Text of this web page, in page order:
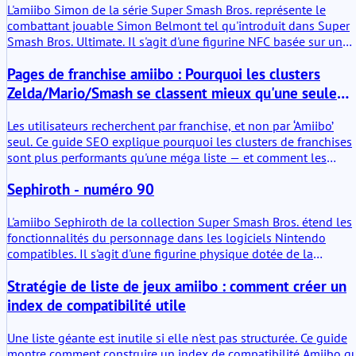
des vérifications de déverrouillage lorsqu'un jeu prend en
les fonctionnalités amiibo.
L'amiibo Simon de la série Super Smash Bros. représente le
combattant jouable Simon Belmont tel qu'introduit dans Super
Smash Bros. Ultimate. Il s'agit d'une figurine NFC basée sur un
il s'agit d'un support de données physique capable de stocker et
de transférer des données de combattant vers des systèmes
Nintendo compatibles. Pas de mysticisme, juste une figurine en
plastique avec une puce.
Pages de franchise amiibo : Pourquoi les clusters
Zelda/Mario/Smash se classent mieux qu'une seule
Les utilisateurs recherchent par franchise, et non par ‘Amiibo’
seul. Ce guide SEO explique pourquoi les clusters de franchises
sont plus performants qu'une méga liste — et comment les
Sephiroth - numéro 90
L'amiibo Sephiroth de la collection Super Smash Bros. étend les
fonctionnalités du personnage dans les logiciels Nintendo
compatibles. Il s'agit d'une figurine physique dotée de la
Bros. Ultimate. En plus d'être un objet d'exposition, il stocke des
données de combat et évolue au fil du temps grâce à
l'interaction avec le joueur.
Stratégie de liste de jeux amiibo : comment créer un
index de compatibilité utile
Une liste géante est inutile si elle n'est pas structurée. Ce guide